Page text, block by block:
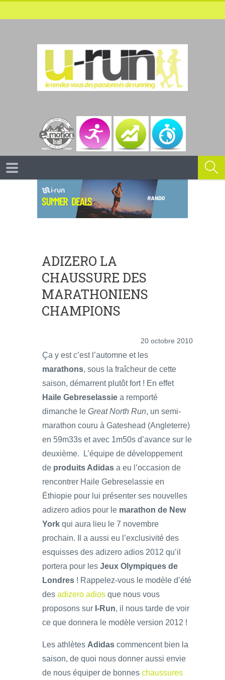
ADIZERO LA
CHAUSSURE DES
MARATHONIENS
CHAMPIONS
20 octobre 2010
Ça y est c’est l’automne et les
marathons, sous la fraîcheur de cette
saison, démarrent plutôt fort ! En effet
Haile Gebreselassie a remporté
dimanche le Great North Run, un semi-
marathon couru à Gateshead (Angleterre)
en 59m33s et avec 1m50s d’avance sur le
deuxième. L’équipe de développement
de produits Adidas a eu l’occasion de
rencontrer Haile Gebreselassie en
Éthiopie pour lui présenter ses nouvelles
adizero adios pour le marathon de New
York qui aura lieu le 7 novembre
prochain. Il a aussi eu l’exclusivité des
esquisses des adizero adios 2012 qu’il
portera pour les Jeux Olympiques de
Londres ! Rappelez-vous le modèle d’été
des adizero adios que nous vous
proposons sur I-Run, il nous tarde de voir
ce que donnera le modèle version 2012 !
Les athlètes Adidas commencent bien la
saison, de quoi nous donner aussi envie
de nous équiper de bonnes chaussures